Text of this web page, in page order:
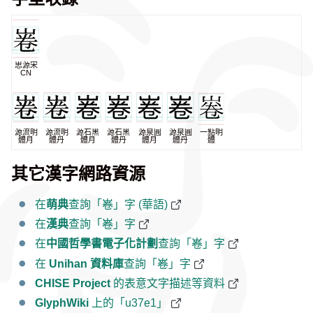
思源宋
CN
源流明
體月
源流明
體丹
源石黑
體月
源石黑
體丹
源泉圓
體月
源泉圓
體丹
一點明
體
其它漢字網路資源
在萌典查詢「㟡」字 (華語)
在漢典查詢「㟡」字
在中國哲學書電子化計劃查詢「㟡」字
在 Unihan 資料庫查詢「㟡」字
CHISE Project 的表意文字描述等資料
GlyphWiki 上的「u37e1」